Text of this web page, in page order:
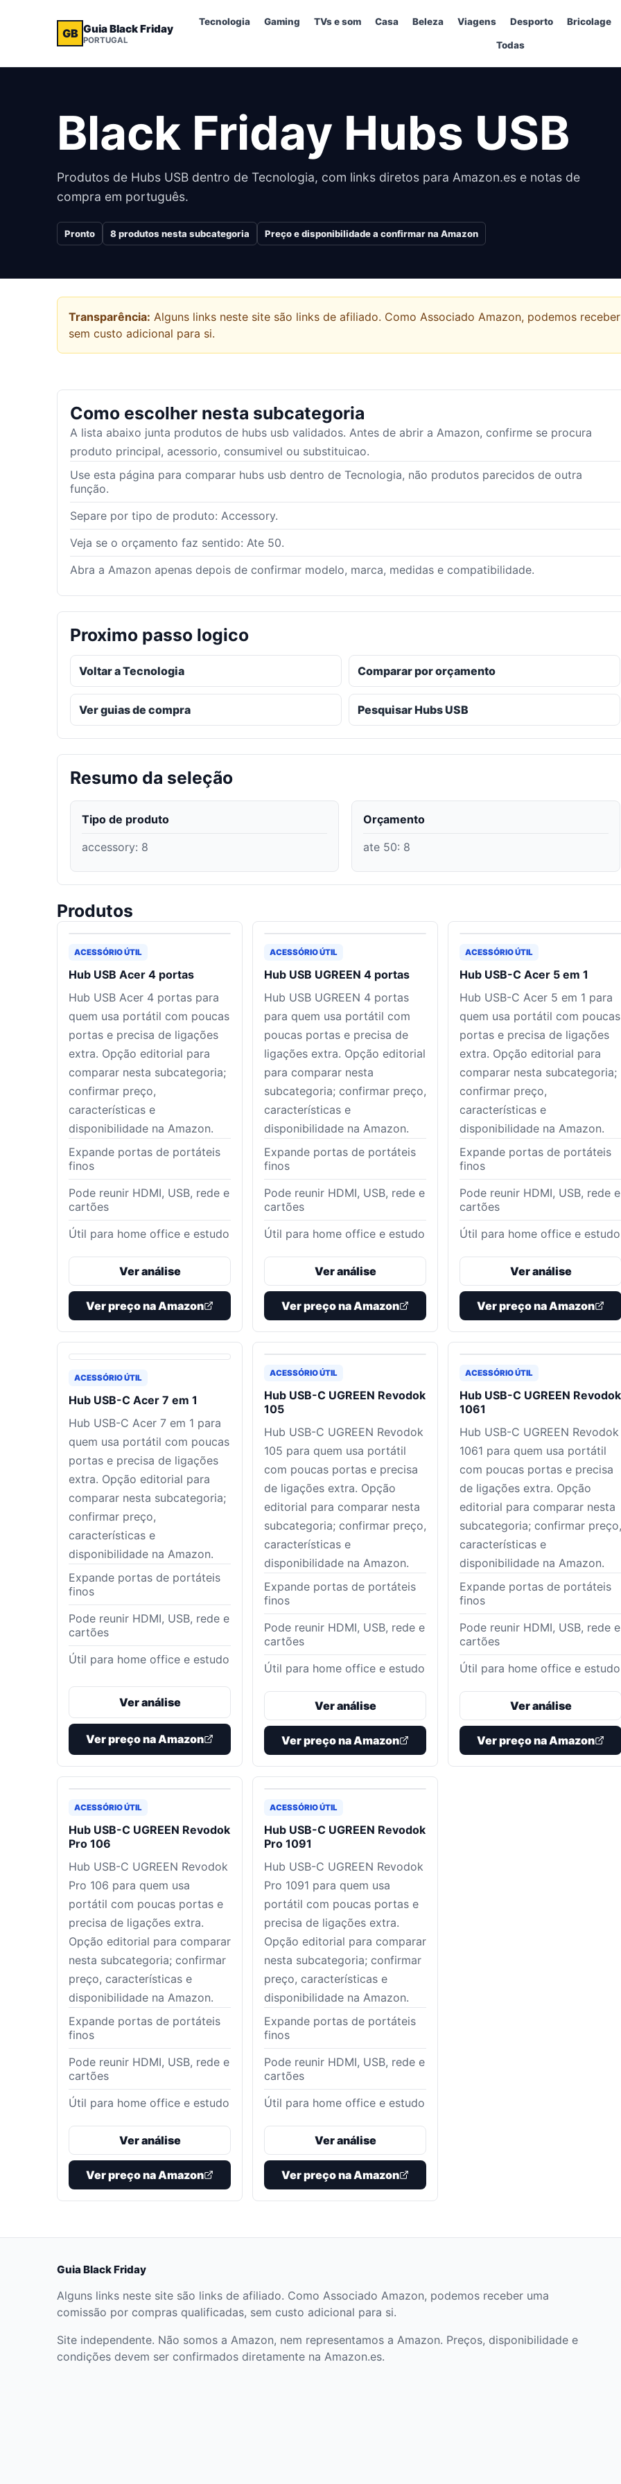
GB Guia Black Friday
PORTUGAL
Tecnologia Gaming TVs e som Casa Beleza Viagens Desporto Bricolage
Todas
Black Friday Hubs USB
Produtos de Hubs USB dentro de Tecnologia, com links diretos para Amazon.es e notas de
compra em português.
Pronto 8produtos nesta subcategoria Preço e disponibilidade a confirmar na Amazon
Transparência: Alguns links neste site são links de afiliado. Como Associado Amazon, podemos
sem custo adicional para si.
Como escolher nesta subcategoria
A lista abaixo junta produtos de hubs usb validados. Antes de abrir a Amazon, confirme se procura
produto principal, acessorio, consumivel ou substituicao.
Use esta página para comparar hubs usb dentro de Tecnologia, não produtos parecidos de outra
função.
Separe por tipo de produto: Accessory.
Veja se o orçamento faz sentido: Ate 50.
Abra a Amazon apenas depois de confirmar modelo, marca, medidas e compatibilidade.
Proximo passo logico
Voltar a Tecnologia Comparar por orçamento
Ver guias de compra Pesquisar Hubs USB
Resumo da seleção
Tipo de produto
accessory: 8
Orçamento
ate 50: 8
Produtos
ACESSÓRIO ÚTIL
Hub USB Acer 4 portas
Hub USB Acer 4 portas para
quem usa portátil com poucas
portas e precisa de ligações
extra. Opção editorial para
comparar nesta subcategoria;
confirmar preço,
características e
disponibilidade na Amazon.
Expande portas de portáteis
finos
Pode reunir HDMI, USB, rede e
cartões
Útil para home office e estudo
Ver análise
Ver preço na Amazon
ACESSÓRIO ÚTIL
Hub USB UGREEN 4 portas
Hub USB UGREEN 4 portas
para quem usa portátil com
poucas portas e precisa de
ligações extra. Opção editorial
para comparar nesta
subcategoria; confirmar preço,
características e
disponibilidade na Amazon.
Expande portas de portáteis
finos
Pode reunir HDMI, USB, rede e
cartões
Útil para home office e estudo
Ver análise
Ver preço na Amazon
ACESSÓRIO ÚTIL
Hub USB-C Acer 5 em 1
Hub USB-C Acer 5 em 1 para
quem usa portátil com poucas
portas e precisa de ligações
extra. Opção editorial para
comparar nesta subcategoria;
confirmar preço,
características e
disponibilidade na Amazon.
Expande portas de portáteis
finos
Pode reunir HDMI, USB, rede e
cartões
Útil para home office e estudo
Ver análise
Ver preço na Amazon
ACESSÓRIO ÚTIL
Hub USB-C Acer 7 em 1
Hub USB-C Acer 7 em 1 para
quem usa portátil com poucas
portas e precisa de ligações
extra. Opção editorial para
comparar nesta subcategoria;
confirmar preço,
características e
disponibilidade na Amazon.
Expande portas de portáteis
finos
Pode reunir HDMI, USB, rede e
cartões
Útil para home office e estudo
Ver análise
Ver preço na Amazon
ACESSÓRIO ÚTIL
Hub USB-C UGREEN Revodok
105
Hub USB-C UGREEN Revodok
105 para quem usa portátil
com poucas portas e precisa
de ligações extra. Opção
editorial para comparar nesta
subcategoria; confirmar preço,
características e
disponibilidade na Amazon.
Expande portas de portáteis
finos
Pode reunir HDMI, USB, rede e
cartões
Útil para home office e estudo
Ver análise
Ver preço na Amazon
ACESSÓRIO ÚTIL
Hub USB-C UGREEN Revodok
1061
Hub USB-C UGREEN Revodok
1061 para quem usa portátil
com poucas portas e precisa
de ligações extra. Opção
editorial para comparar nesta
subcategoria; confirmar preço,
características e
disponibilidade na Amazon.
Expande portas de portáteis
finos
Pode reunir HDMI, USB, rede e
cartões
Útil para home office e estudo
Ver análise
Ver preço na Amazon
ACESSÓRIO ÚTIL
Hub USB-C UGREEN Revodok
Pro 106
Hub USB-C UGREEN Revodok
Pro 106 para quem usa
portátil com poucas portas e
precisa de ligações extra.
Opção editorial para comparar
nesta subcategoria; confirmar
preço, características e
disponibilidade na Amazon.
Expande portas de portáteis
finos
Pode reunir HDMI, USB, rede e
cartões
Útil para home office e estudo
Ver análise
Ver preço na Amazon
ACESSÓRIO ÚTIL
Hub USB-C UGREEN Revodok
Pro 1091
Hub USB-C UGREEN Revodok
Pro 1091 para quem usa
portátil com poucas portas e
precisa de ligações extra.
Opção editorial para comparar
nesta subcategoria; confirmar
preço, características e
disponibilidade na Amazon.
Expande portas de portáteis
finos
Pode reunir HDMI, USB, rede e
cartões
Útil para home office e estudo
Ver análise
Ver preço na Amazon
Guia Black Friday
Alguns links neste site são links de afiliado. Como Associado Amazon, podemos receber uma
comissão por compras qualificadas, sem custo adicional para si.
Site independente. Não somos a Amazon, nem representamos a Amazon. Preços, disponibilidade e
condições devem ser confirmados diretamente na Amazon.es.